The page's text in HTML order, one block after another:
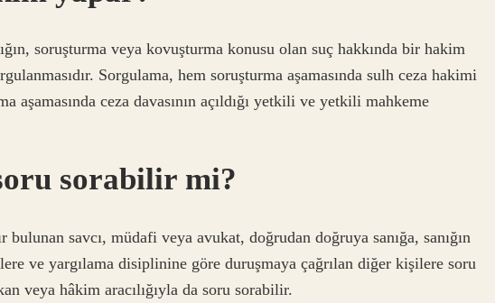
soruşturma veya kovuşturma konusu olan suç hakkında bir hakim
Sorgulama, hem soruşturma aşamasında sulh ceza hakimi
aşamasında ceza davasının açıldığı yetkili ve yetkili mahkeme
sorabilir mi?
bulunan savcı, müdafi veya avukat, doğrudan doğruya sanığa, sanığın
ve yargılama disiplinine göre duruşmaya çağrılan diğer kişilere soru
veya hâkim aracılığıyla da soru sorabilir.